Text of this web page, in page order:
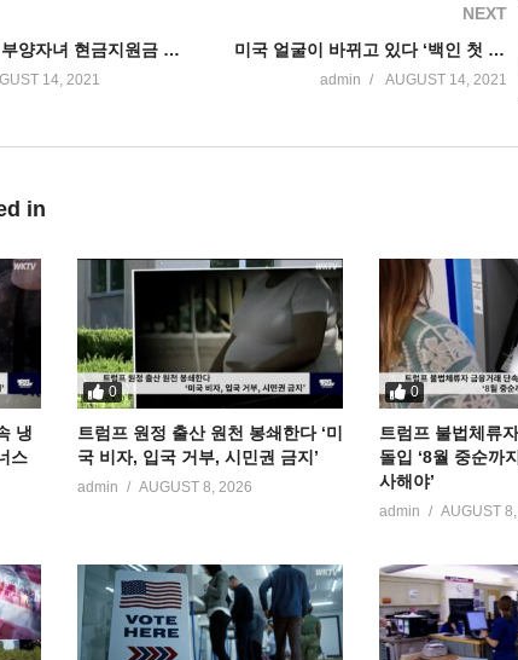
IRS 두번째 부양자녀 현금지원금 3600만가구에 150억달러 지급
14, 2021
NEXT
미국 얼굴이 바뀌고 있다 ‘백인 첫 60%이하, 아시아계, 라티노, 혼혈 급증’
admin AUGUST 14, 2021
in
냉
스
0
트럼프 원정 출산 원천 봉쇄한다 ‘미
국 비자, 입국 거부, 시민권 금지’
admin AUGUST 8, 2026
0
트럼프 불법체류
돌입 ‘8월 중순까
사해야’
admin AUGUST